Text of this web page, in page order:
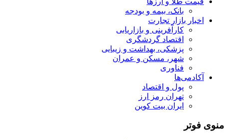
بانک، بیمه و بودجه
اخبار بازار تجارت
کارآفرینی و بازاریابی
اقتصاد گردشگری
پزشکی، بهداشت و زیبایی
شهر، مسکن و عمران
فناوری
آکادمی‌ها
پول و اقتصاد
تهران رمز ارز
ایران بیت کوین
منوی فوتر